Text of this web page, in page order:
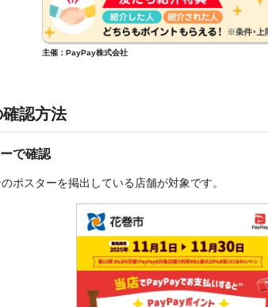
主催：PayPay株式会社
認方法
で確認
ポスターを掲出している店舗が対象です。